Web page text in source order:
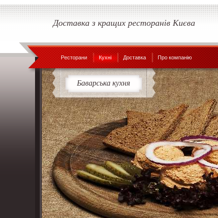
Доставка з кращих ресторанів Києва
Ресторани Кухні Доставка Про компанію
Баварська кухня